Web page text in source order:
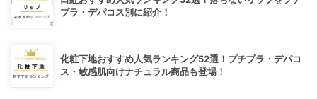
プラ・デパコス別に紹介！
化粧下地おすすめ人気ランキング52選！プチプラ・デパコ
ス・敏感肌向けナチュラル商品も登場！